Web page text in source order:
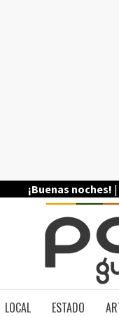
¡Buenas noches!
LOCAL ESTADO